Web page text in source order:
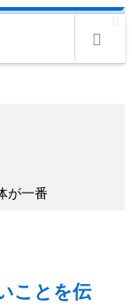
が一番
ことを伝